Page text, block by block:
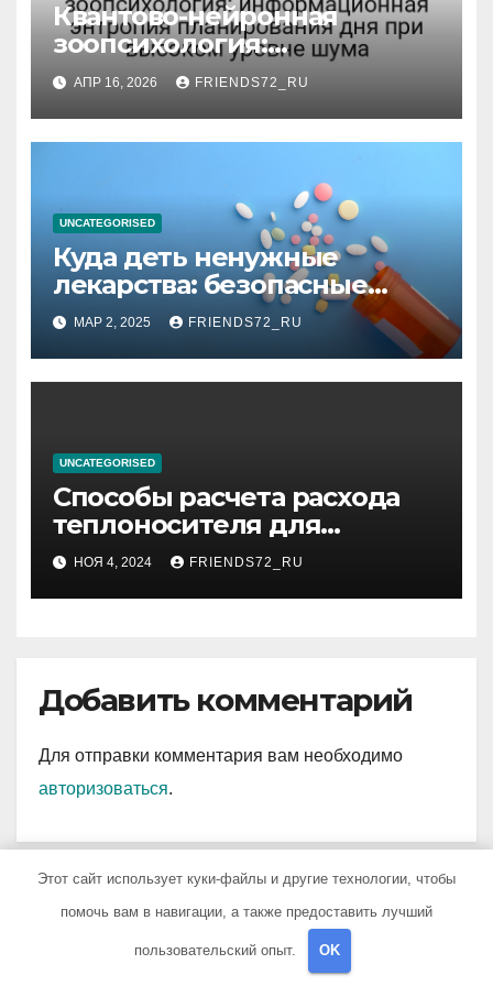
Квантово-нейронная
зоопсихология:
информационная энтропия
планирования дня при
высоком уровне шума
АПР 16, 2026 FRIENDS72_RU
UNCATEGORISED
Куда деть ненужные
лекарства: безопасные
способы утилизации
МАР 2, 2025 FRIENDS72_RU
UNCATEGORISED
Способы расчета расхода
теплоносителя для
системы отопления
НОЯ 4, 2024 FRIENDS72_RU
Добавить комментарий
Для отправки комментария вам необходимо
авторизоваться.
Этот сайт использует куки-файлы и другие технологии, чтобы
помочь вам в навигации, а также предоставить лучший
пользовательский опыт. OK